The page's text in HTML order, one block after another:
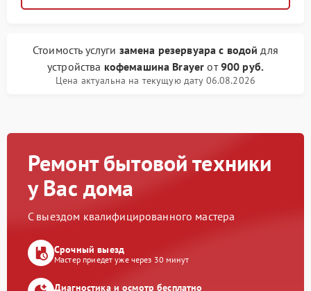
Стоимость услуги замена резервуара с водой для
устройства кофемашина Brayer от900 руб.
Цена актуальна на текущую дату 06.08.2026
Ремонт бытовой техники
у Вас дома
С выездом квалифицированного мастера
Срочный выезд
Мастер приедет уже через 30 минут
Диагностика и осмотр бесплатно